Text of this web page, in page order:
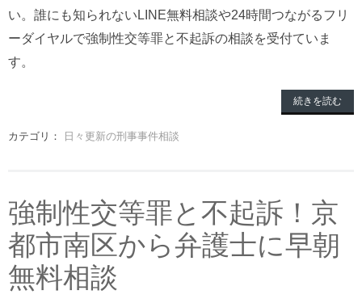
い。誰にも知られないLINE無料相談や24時間つながるフリ
ーダイヤルで強制性交等罪と不起訴の相談を受付ていま
す。
続きを読む
カテゴリ： 日々更新の刑事事件相談
強制性交等罪と不起訴！京
都市南区から弁護士に早朝
無料相談